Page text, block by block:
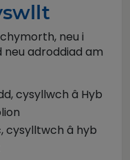
neu i
adroddiad am
cysyllwch â Hyb
cysylltwch â hyb